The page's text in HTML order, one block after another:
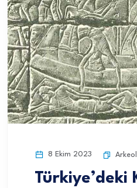
8 Ekim 2023
Türkiye’deki